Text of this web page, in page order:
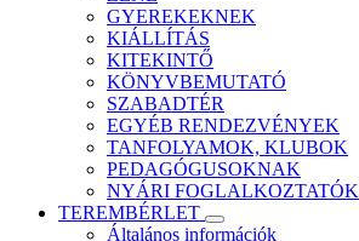
GYEREKEKNEK
KIÁLLÍTÁS
KITEKINTŐ
KÖNYVBEMUTATÓ
SZABADTÉR
EGYÉB RENDEZVÉNYEK
TANFOLYAMOK, KLUBOK
PEDAGÓGUSOKNAK
NYÁRI FOGLALKOZTATÓK
TEREMBÉRLET
Általános információk